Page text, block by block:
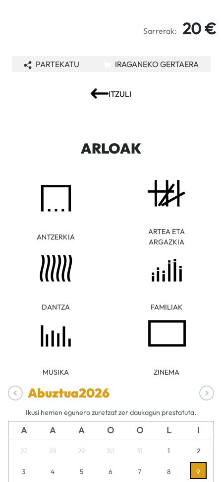
Sarrerak: 20 €
ITZULI
PARTEKATU IRAGANEKO GERTAERA
ARLOAK
ANTZERKIA
ARTEA ETA
ARGAZKIA
DANTZA FAMILIAK
MUSIKA ZINEMA
Abuztua2026
Ikusi hemen egunero zuretzat zer daukagun prestatuta.
A A A O O L I
27 28 29 30 31 1 2
3 4 5 6 7 8 9